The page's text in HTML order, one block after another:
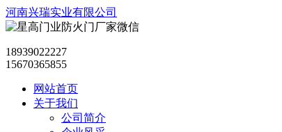
河南兴瑞实业有限公司
18939022227
15670365855
网站首页
关于我们
公司简介